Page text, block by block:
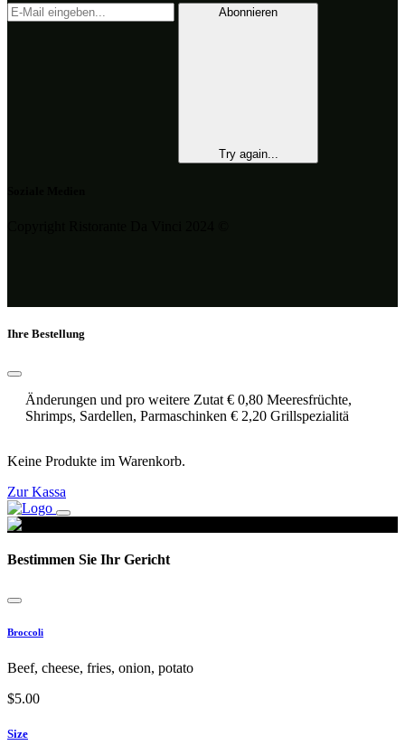
Abonnieren
Try again...
Ihre Bestellung
Änderungen und pro weitere Zutat € 0,80 Meeresfrüchte,
Shrimps, Sardellen, Parmaschinken € 2,20 Grillspezialitä
Keine Produkte im Warenkorb.
Zur Kassa
Bestimmen Sie Ihr Gericht
Broccoli
Beef, cheese, fries, onion, potato
$5.00
Size